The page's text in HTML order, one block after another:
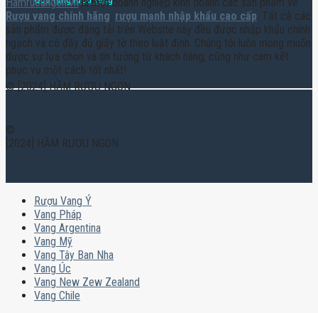
Hamruoungon.vnlà một doanh nghiệp kinh doanh các sản phẩm về
Rượu vang chính hãng, rượu mạnh nhập khẩu cao cấp. Tất cả các
sản phẩm được đăng tải trên Website này đều được nhập khẩu chính
ngạch và có đầy đủ giấy tờ theo luật định. Chúng tôi luôn mong muốn
được sự lựa chọn và tin tưởng từ khách hàng, cũng như cam kết
phục vụ một cách tốt nhất!
© [2024] HẦM RƯỢU NGON
©
[2024] HẦM RƯỢU NGON
Rượu Vang Ý
Vang Pháp
Vang Argentina
Vang Mỹ
Vang Tây Ban Nha
Vang Úc
Vang New Zew Zealand
Vang Chile